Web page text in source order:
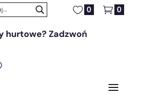
0 0
hurtowe? Zadzwoń